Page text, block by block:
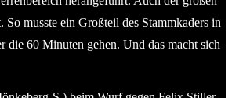
So musste ein Großteil des Stammkaders in
die 60 Minuten gehen. Und das macht sich